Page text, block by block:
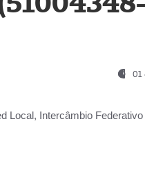
01
Local, Intercâmbio